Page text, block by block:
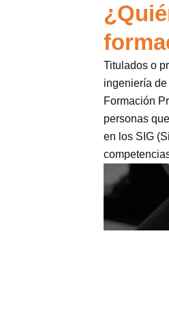
Titulados o
ingeniería
Formación
personas
en los SIG